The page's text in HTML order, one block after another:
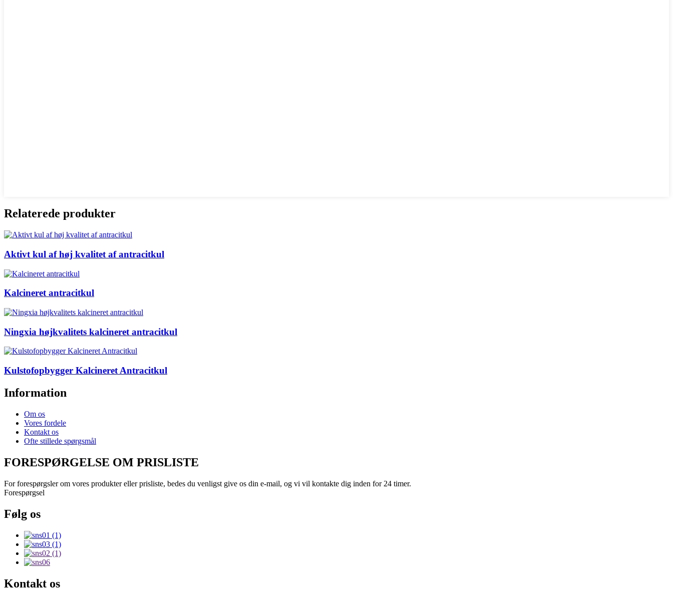
Relaterede produkter
Aktivt kul af høj kvalitet af antracitkul
Kalcineret antracitkul
Ningxia højkvalitets kalcineret antracitkul
Kulstofopbygger Kalcineret Antracitkul
Information
Om os
Vores fordele
Kontakt os
Ofte stillede spørgsmål
FORESPØRGELSE OM PRISLISTE
For forespørgsler om vores produkter eller prisliste, bedes du venligst give os din e-mail, og vi vil kontakte dig inden for 24 timer.
Forespørgsel
Følg os
Kontakt os